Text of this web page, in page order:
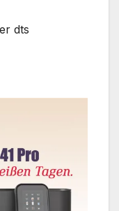
dts